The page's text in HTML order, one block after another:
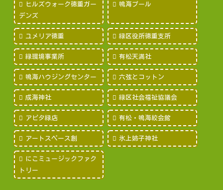
ヒルズウォーク徳重ガー
デンズ
鳴海プール
ユメリア徳重 緑区役所徳重支所
緑環境事業所 有松天満社
鳴海ハウジングセンター 六弦とコットン
成海神社 緑区社会福祉協議会
アピタ緑店 有松・鳴海絞会館
アートスペース創 氷上姉子神社
にこミュージックファク
トリー